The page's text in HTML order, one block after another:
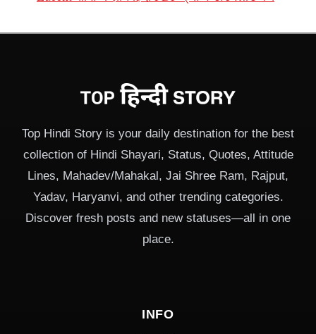
Top Hindi Story is your daily destination for the best
collection of Hindi Shayari, Status, Quotes, Attitude
Lines, Mahadev/Mahakal, Jai Shree Ram, Rajput,
Yadav, Haryanvi, and other trending categories.
Discover fresh posts and new statuses—all in one
place.
INFO